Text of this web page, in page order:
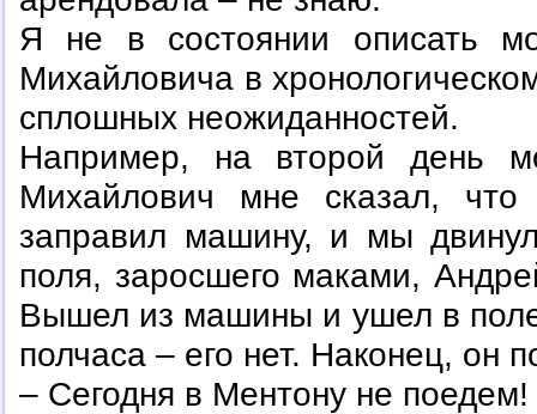
Я не в состоянии описать
Михайловича в
сплошных неожиданностей.
Например, на второй день
Михайлович мне сказал,
заправил машину, и мы
поля, заросшего маками,
Вышел из машины и ушел в
полчаса – его нет. Наконец, он
– Сегодня в Ментону не поедем!